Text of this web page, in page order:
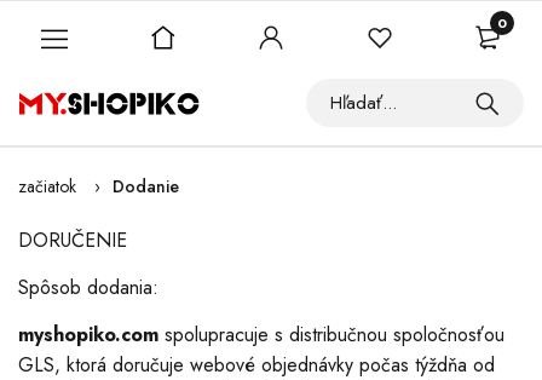
začiatok Dodanie
DORUČENIE
Spôsob dodania:
myshopiko.com spolupracuje s distribučnou spoločnosťou
GLS, ktorá doručuje webové objednávky počas týždňa od
0